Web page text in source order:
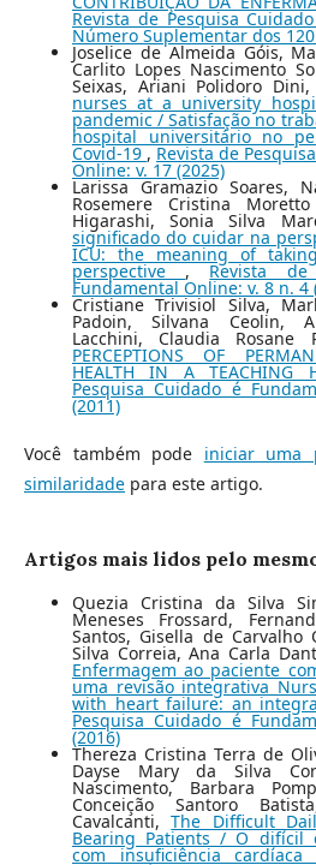
Revista de Pesquisa
Número Suplementar dos
Joselice de Almeida Góis,
Carlito Lopes Nascimento
Seixas, Ariani Polidoro Dini,
nurses at a university
pandemic / Satisfação no
hospital universitário no
Covid-19 , Revista de
Online: v. 17 (2025)
Larissa Gramazio Soares,
Rosemere Cristina
Higarashi, Sonia Silva
significado do cuidar na
ICU: the meaning of
perspective , Revista
Fundamental Online: v. 8 n. 4
Cristiane Trivisiol Silva,
Padoin, Silvana Ceolin,
Lacchini, Claudia Rosane
PERCEPTIONS OF
HEALTH IN A TEACHING
Pesquisa Cuidado é
(2011)
Você também pode iniciar uma
similaridade para este artigo.
Artigos mais lidos pelo
Quezia Cristina da Silva
Meneses Frossard,
Santos, Gisella de Carvalho
Silva Correia, Ana Carla
Enfermagem ao paciente
uma revisão integrativa
with heart failure: an
Pesquisa Cuidado é
(2016)
Thereza Cristina Terra de
Dayse Mary da Silva
Nascimento, Barbara
Conceição Santoro
Cavalcanti,The Difficult
Bearing Patients / O difícil
com insuficiência cardíaca